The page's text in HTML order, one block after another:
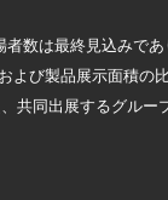
数は最終見込みで
び製品展示面積の比
共同出展するグルー